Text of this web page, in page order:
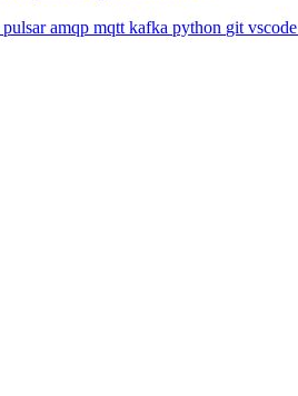
pulsar amqp mqtt kafka python git vscode